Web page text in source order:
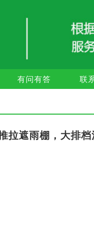
有问有答 联
拉遮雨棚，大排